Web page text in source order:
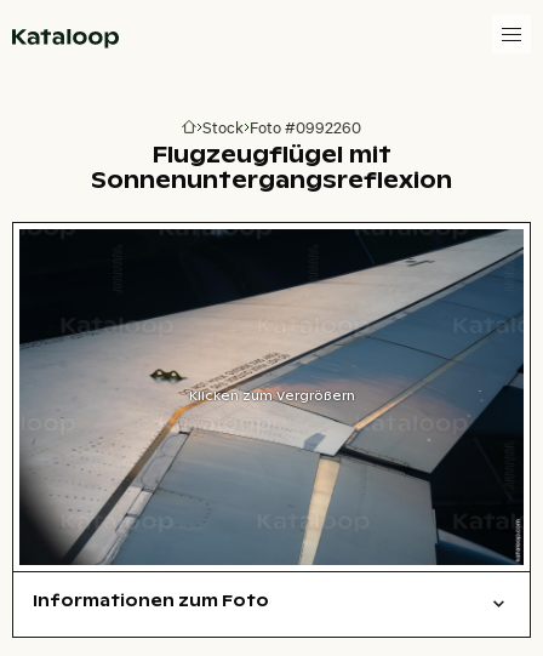
Zur Homepage
Stock Foto #0992260
Flugzeugflügel mit
Sonnenuntergangsreflexion
Klicken zum Vergrößern
Informationen zum Foto